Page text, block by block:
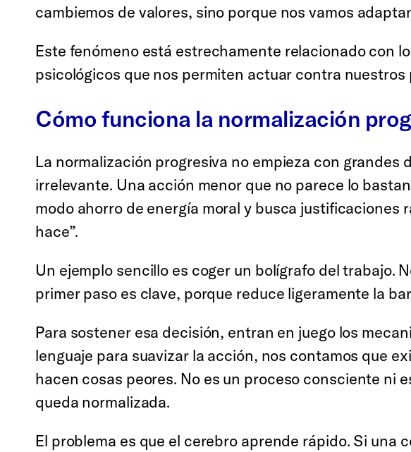
cambiemos de valores, sino porque nos vamos
Este fenómeno está estrechamente relacionado con
psicológicos que nos permiten actuar contra
Cómo funciona la normalización
La normalización progresiva no empieza con
irrelevante. Una acción menor que no parece lo
modo ahorro de energía moral y busca justificaciones
hace”.
Un ejemplo sencillo es coger un bolígrafo del trabajo.
primer paso es clave, porque reduce ligeramente la
Para sostener esa decisión, entran en juego los
lenguaje para suavizar la acción, nos contamos que
hacen cosas peores. No es un proceso consciente ni
queda normalizada.
El problema es que el cerebro aprende rápido. Si una